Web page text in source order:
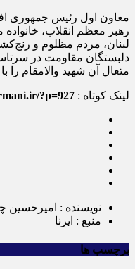
معاون اول رئیس جمهوری
رهبر معظم انقلاب،
لبنان، مردم مظلوم و
دلبستگان مقاومت در
متعال آن شهید والامقام را
لینک کوتاه : ?p=927
نویسنده : امیرحسین
منبع : ایرنا
برچسب ها